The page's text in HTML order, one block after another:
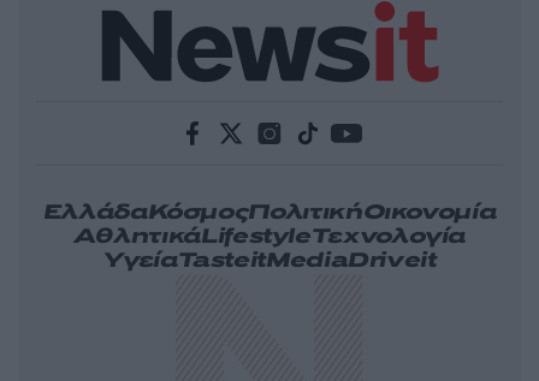
ΕλλάδαΚόσμοςΠολιτικήΟικονομία
ΑθλητικάLifestyleΤεχνολογία
ΥγείαTasteitMediaDriveit